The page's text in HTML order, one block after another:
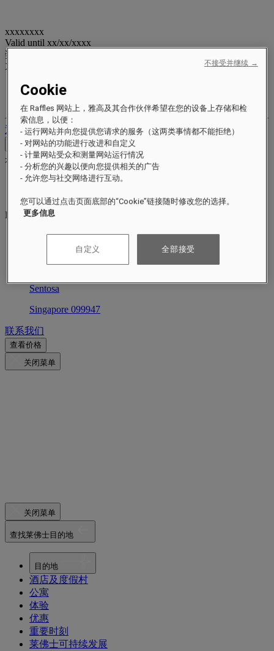
xxxxxxxx
Valid until xx/xx/xxxx
奖励积分
XXX
您的忠诚账户
退出
联系方式
礼宾服务 Close menu
Find Your Local Number
RESERVATION
+65 6032 4688
HB5Q2@raffles.com
4 Bukit Manis Road
Sentosa
Singapore 099947
联系我们
查看价格
关闭菜单
关闭菜单
查找莱佛士目的地
目的地
酒店及度假村
公寓
体验
优惠
重要时刻
莱佛士可持续发展
Cookie
在 Raffles 网站上，雅高及其合作伙伴希望在您的设备上存储和检
索信息，以便：
- 运行网站并向您提供您请求的服务（这两类事情都不能拒绝）
- 对网站的功能进行改进和自定义
- 计量网站受众和测量网站运行情况
- 分析您的兴趣以便向您提供相关的广告
- 允许您与社交网络进行互动。
您可以通过点击页面底部的“Cookie”链接随时修改您的选择。
更多信息
自定义 全部接受
不接受并继续 →